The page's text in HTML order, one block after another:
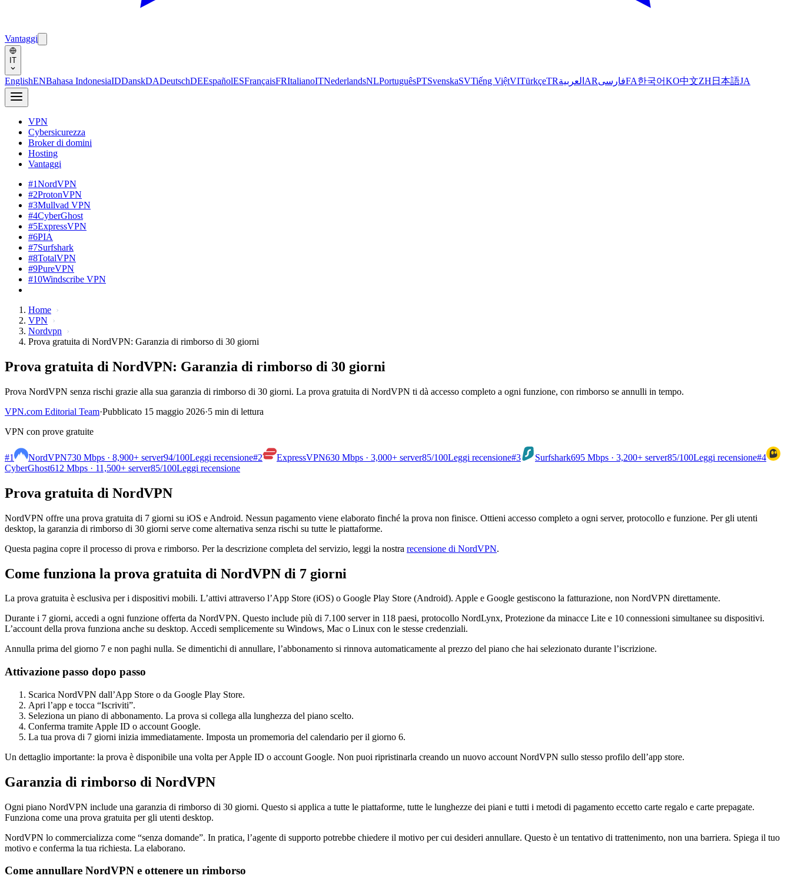
Vantaggi
IT
EnglishENBahasa IndonesiaIDDanskDADeutschDEEspañolESFrançaisFRItalianoITNederlandsNLPortuguêsPTSvenskaSVTiếng ViệtVITürkçeTRالعربية ARفارسیFA한국어KO中文ZH 日本語JA
VPN
Cybersicurezza
Broker di domini
Hosting
Vantaggi
#1NordVPN
#2ProtonVPN
#3Mullvad VPN
#4CyberGhost
#5ExpressVPN
#6PIA
#7Surfshark
#8TotalVPN
#9PureVPN
#10Windscribe VPN
Home
VPN
Nordvpn
Prova gratuita di NordVPN: Garanzia di rimborso di 30 giorni
Prova gratuita di NordVPN: Garanzia di rimborso di 30 giorni
Prova NordVPN senza rischi grazie alla sua garanzia di rimborso di 30 giorni. La prova gratuita di NordVPN ti dà accesso completo a ogni funzione, con rimborso se annulli in tempo.
VPN.com Editorial Team·Pubblicato 15 maggio 2026·5 min di lettura
VPN con prove gratuite
#1 NordVPN730 Mbps · 8,900+ server94/100Leggi recensione#2 ExpressVPN630 Mbps · 3,000+ server85/100Leggi recensione#3 Surfshark695 Mbps · 3,200+ server85/100Leggi recensione#4
CyberGhost612 Mbps · 11,500+ server85/100Leggi recensione
Prova gratuita di NordVPN
NordVPN offre una prova gratuita di 7 giorni su iOS e Android. Nessun pagamento viene elaborato finché la prova non finisce. Ottieni accesso completo a ogni server, protocollo e funzione. Per gli utenti
desktop, la garanzia di rimborso di 30 giorni serve come alternativa senza rischi su tutte le piattaforme.
Questa pagina copre il processo di prova e rimborso. Per la descrizione completa del servizio, leggi la nostra recensione di NordVPN.
Come funziona la prova gratuita di NordVPN di 7 giorni
La prova gratuita è esclusiva per i dispositivi mobili. L’attivi attraverso l’App Store (iOS) o Google Play Store (Android). Apple e Google gestiscono la fatturazione, non NordVPN direttamente.
Durante i 7 giorni, accedi a ogni funzione offerta da NordVPN. Questo include più di 7.100 server in 118 paesi, protocollo NordLynx, Protezione da minacce Lite e 10 connessioni simultanee su dispositivi.
L’account della prova funziona anche su desktop. Accedi semplicemente su Windows, Mac o Linux con le stesse credenziali.
Annulla prima del giorno 7 e non paghi nulla. Se dimentichi di annullare, l’abbonamento si rinnova automaticamente al prezzo del piano che hai selezionato durante l’iscrizione.
Attivazione passo dopo passo
Scarica NordVPN dall’App Store o da Google Play Store.
Apri l’app e tocca “Iscriviti”.
Seleziona un piano di abbonamento. La prova si collega alla lunghezza del piano scelto.
Conferma tramite Apple ID o account Google.
La tua prova di 7 giorni inizia immediatamente. Imposta un promemoria del calendario per il giorno 6.
Un dettaglio importante: la prova è disponibile una volta per Apple ID o account Google. Non puoi ripristinarla creando un nuovo account NordVPN sullo stesso profilo dell’app store.
Garanzia di rimborso di NordVPN
Ogni piano NordVPN include una garanzia di rimborso di 30 giorni. Questo si applica a tutte le piattaforme, tutte le lunghezze dei piani e tutti i metodi di pagamento eccetto carte regalo e carte prepagate.
Funziona come una prova gratuita per gli utenti desktop.
NordVPN lo commercializza come “senza domande”. In pratica, l’agente di supporto potrebbe chiedere il motivo per cui desideri annullare. Questo è un tentativo di trattenimento, non una barriera. Spiega il tuo
motivo e conferma la tua richiesta. La elaborano.
Come annullare NordVPN e ottenere un rimborso